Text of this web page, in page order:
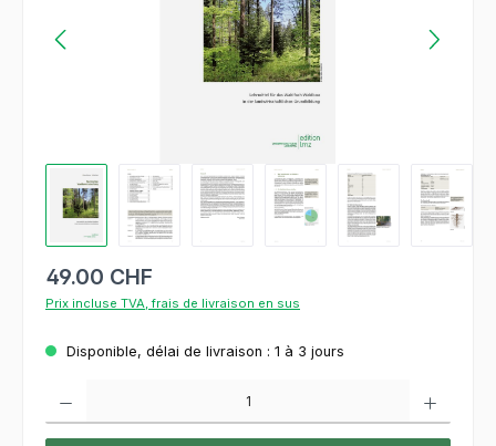
49.00 CHF
Prix incluse TVA, frais de livraison en sus
Disponible, délai de livraison : 1 à 3 jours